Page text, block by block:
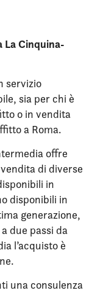
La Cinquina-
servizio
sia per chi è
o in vendita
a Roma.
offre
di diverse
in
disponibili in
generazione,
due passi da
l’acquisto è
una consulenza